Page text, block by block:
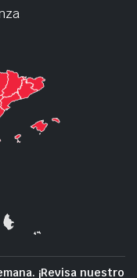
¡Revisa nuestro